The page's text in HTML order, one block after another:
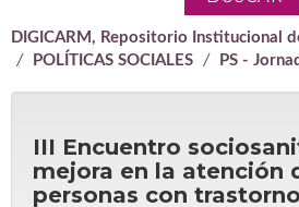
DIGICARM, Repositorio Institucional
POLÍTICAS SOCIALES
PS -
III Encuentro
mejora en la atención
personas con